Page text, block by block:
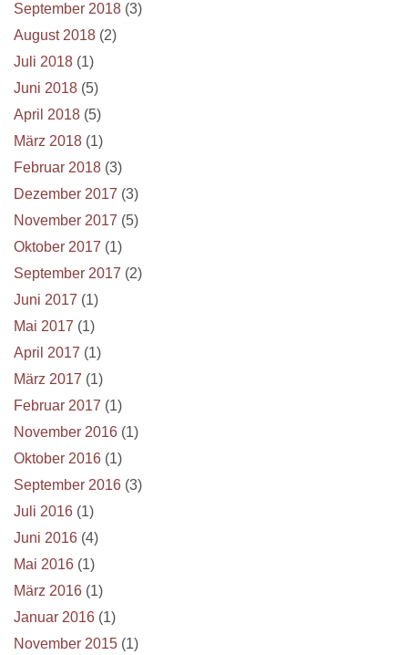
September 2018 (3)
August 2018 (2)
Juli 2018 (1)
Juni 2018 (5)
April 2018 (5)
März 2018 (1)
Februar 2018 (3)
Dezember 2017 (3)
November 2017 (5)
Oktober 2017 (1)
September 2017 (2)
Juni 2017 (1)
Mai 2017 (1)
April 2017 (1)
März 2017 (1)
Februar 2017 (1)
November 2016 (1)
Oktober 2016 (1)
September 2016 (3)
Juli 2016 (1)
Juni 2016 (4)
Mai 2016 (1)
März 2016 (1)
Januar 2016 (1)
November 2015 (1)